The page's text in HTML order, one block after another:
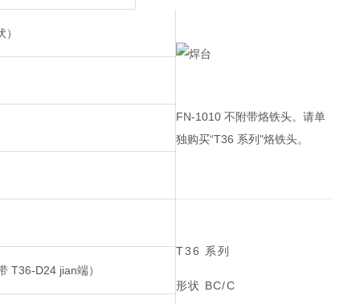
T36-D24 jian端）
FN-1010 不附带烙铁头。请单
独购买“T36 系列"烙铁头。
T36 系列
形状 BC/C